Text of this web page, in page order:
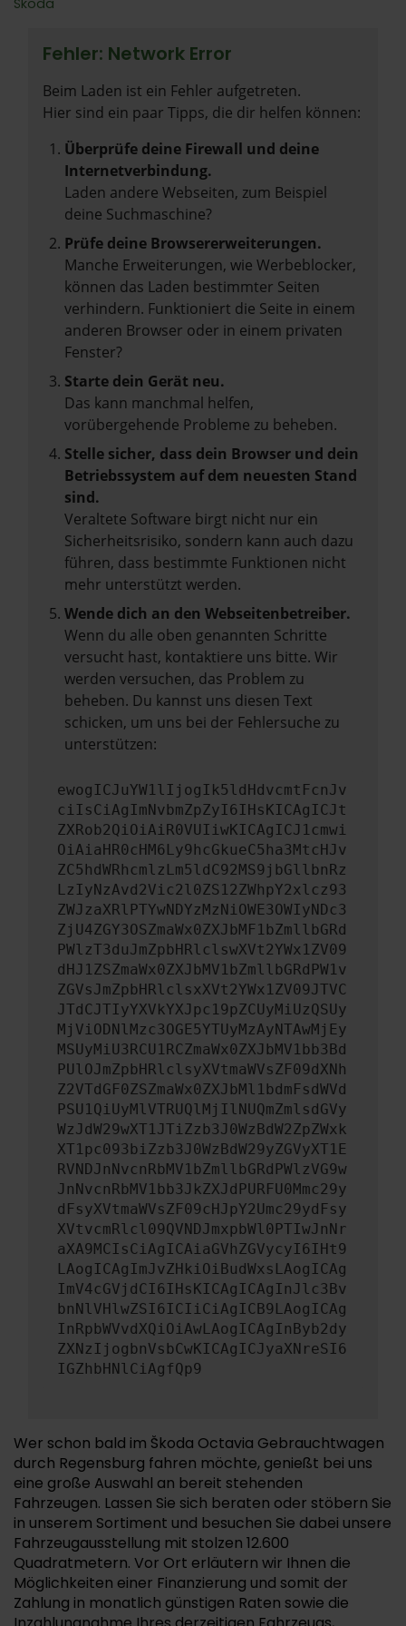
Škoda
Fehler: Network Error
Beim Laden ist ein Fehler aufgetreten.
Hier sind ein paar Tipps, die dir helfen können:
Überprüfe deine Firewall und deine
Internetverbindung.
Laden andere Webseiten, zum Beispiel
deine Suchmaschine?
Prüfe deine Browsererweiterungen.
Manche Erweiterungen, wie Werbeblocker,
können das Laden bestimmter Seiten
verhindern. Funktioniert die Seite in einem
anderen Browser oder in einem privaten
Fenster?
Starte dein Gerät neu.
Das kann manchmal helfen,
vorübergehende Probleme zu beheben.
Stelle sicher, dass dein Browser und dein
Betriebssystem auf dem neuesten Stand
sind.
Veraltete Software birgt nicht nur ein
Sicherheitsrisiko, sondern kann auch dazu
führen, dass bestimmte Funktionen nicht
mehr unterstützt werden.
Wende dich an den Webseitenbetreiber.
Wenn du alle oben genannten Schritte
versucht hast, kontaktiere uns bitte. Wir
werden versuchen, das Problem zu
beheben. Du kannst uns diesen Text
schicken, um uns bei der Fehlersuche zu
unterstützen:
ewogICJuYW1lIjogIk5ldHdvcmtFcnJv
ciIsCiAgImNvbmZpZyI6IHsKICAgICJt
ZXRob2QiOiAiR0VUIiwKICAgICJ1cmwi
OiAiaHR0cHM6Ly9hcGkueC5ha3MtcHJv
ZC5hdWRhcmlzLm5ldC92MS9jbGllbnRz
LzIyNzAvd2Vic2l0ZS12ZWhpY2xlcz93
ZWJzaXRlPTYwNDYzMzNiOWE3OWIyNDc3
ZjU4ZGY3OSZmaWx0ZXJbMF1bZmllbGRd
PWlzT3duJmZpbHRlclswXVt2YWx1ZV09
dHJ1ZSZmaWx0ZXJbMV1bZmllbGRdPW1v
ZGVsJmZpbHRlclsxXVt2YWx1ZV09JTVC
JTdCJTIyYXVkYXJpc19pZCUyMiUzQSUy
MjViODNlMzc3OGE5YTUyMzAyNTAwMjEy
MSUyMiU3RCU1RCZmaWx0ZXJbMV1bb3Bd
PUlOJmZpbHRlclsyXVtmaWVsZF09dXNh
Z2VTdGF0ZSZmaWx0ZXJbMl1bdmFsdWVd
PSU1QiUyMlVTRUQlMjIlNUQmZmlsdGVy
WzJdW29wXT1JTiZzb3J0WzBdW2ZpZWxk
XT1pc093biZzb3J0WzBdW29yZGVyXT1E
RVNDJnNvcnRbMV1bZmllbGRdPWlzVG9w
JnNvcnRbMV1bb3JkZXJdPURFU0Mmc29y
dFsyXVtmaWVsZF09cHJpY2Umc29ydFsy
XVtvcmRlcl09QVNDJmxpbWl0PTIwJnNr
aXA9MCIsCiAgICAiaGVhZGVycyI6IHt9
LAogICAgImJvZHkiOiBudWxsLAogICAg
ImV4cGVjdCI6IHsKICAgICAgInJlc3Bv
bnNlVHlwZSI6ICIiCiAgICB9LAogICAg
InRpbWVvdXQiOiAwLAogICAgInByb2dy
ZXNzIjogbnVsbCwKICAgICJyaXNreSI6
IGZhbHNlCiAgfQp9
Wer schon bald im Škoda Octavia Gebrauchtwagen
durch Regensburg fahren möchte, genießt bei uns
eine große Auswahl an bereit stehenden
Fahrzeugen. Lassen Sie sich beraten oder stöbern Sie
in unserem Sortiment und besuchen Sie dabei unsere
Fahrzeugausstellung mit stolzen 12.600
Quadratmetern. Vor Ort erläutern wir Ihnen die
Möglichkeiten einer Finanzierung und somit der
Zahlung in monatlich günstigen Raten sowie die